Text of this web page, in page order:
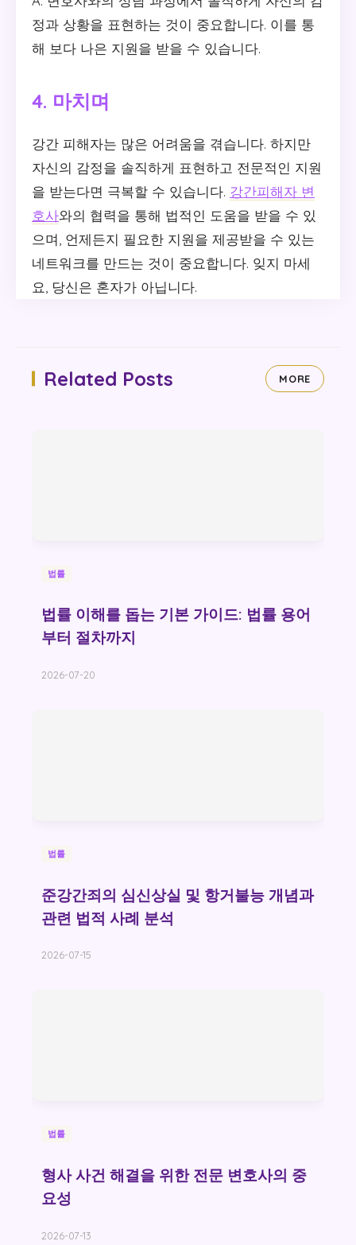
정과 상황을 표현하는 것이 중요합니다. 이를 통
해 보다 나은 지원을 받을 수 있습니다.
4. 마치며
강간 피해자는 많은 어려움을 겪습니다. 하지만
자신의 감정을 솔직하게 표현하고 전문적인 지원
을 받는다면 극복할 수 있습니다. 강간피해자 변
호사와의 협력을 통해 법적인 도움을 받을 수 있
으며, 언제든지 필요한 지원을 제공받을 수 있는
네트워크를 만드는 것이 중요합니다. 잊지 마세
요, 당신은 혼자가 아닙니다.
Related Posts MORE
법률
법률 이해를 돕는 기본 가이드: 법률 용어
부터 절차까지
2026-07-20
법률
준강간죄의 심신상실 및 항거불능 개념과
관련 법적 사례 분석
2026-07-15
법률
형사 사건 해결을 위한 전문 변호사의 중
요성
2026-07-13